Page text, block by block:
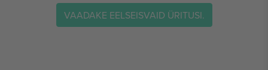
VAADAKE EELSEISVAID ÜRITUSI.